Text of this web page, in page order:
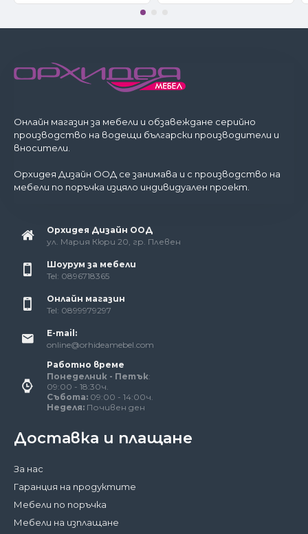
Онлайн магазин за мебели и обзавеждане серийно
производство на водещи български производители и
вносители.
Орхидея Дизайн ООД се занимава и с производство на
мебели по поръчка изцяло индивидуален проект.
Орхидея Дизайн ООД
ул. Мария Кюри 20, гр. Плевен
Шоурум за мебели
Tel: 0896718365
Онлайн магазин
Tel: 0899979297
E-mail:
online@orhideamebel.com
Работно време
Понеделник - Петък:
09:00 - 18:30ч.
Събота: 09:00 - 14:00ч.
Неделя: Почивен ден
Доставка и плащане
За нас
Гаранция на продуктите
Мебели по поръчка
Мебели на изплащане